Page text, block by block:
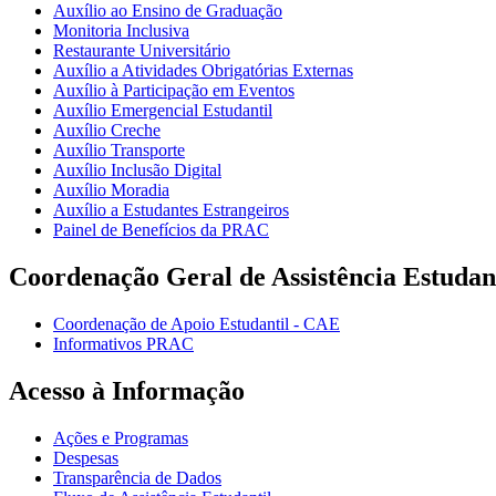
Auxílio ao Ensino de Graduação
Monitoria Inclusiva
Restaurante Universitário
Auxílio a Atividades Obrigatórias Externas
Auxílio à Participação em Eventos
Auxílio Emergencial Estudantil
Auxílio Creche
Auxílio Transporte
Auxílio Inclusão Digital
Auxílio Moradia
Auxílio a Estudantes Estrangeiros
Painel de Benefícios da PRAC
Coordenação Geral de Assistência
Coordenação de Apoio Estudantil - CAE
Informativos PRAC
Acesso à Informação
Ações e Programas
Despesas
Transparência de Dados